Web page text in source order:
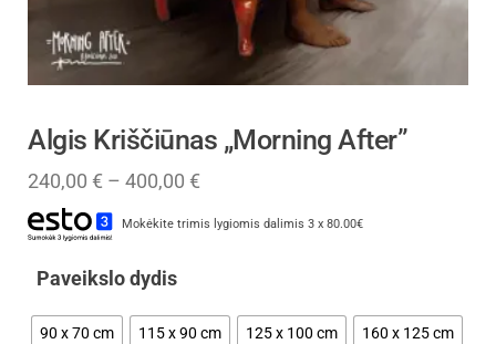
Algis Kriščiūnas „Morning After”
240,00 € – 400,00 €
Mokėkite trimis lygiomis dalimis 3 x 80.00€
Paveikslo dydis
90 x 70 cm 115 x 90 cm 125 x 100 cm 160 x 125 cm